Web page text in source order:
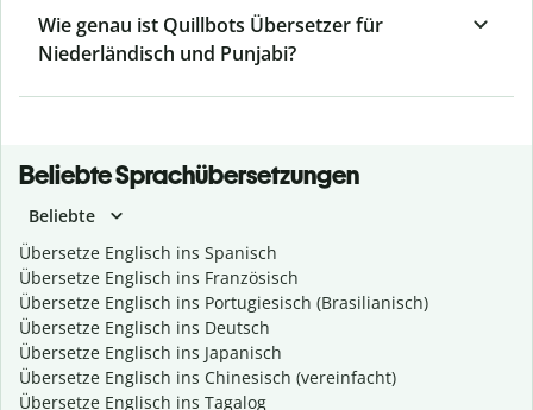
Wie genau ist Quillbots Übersetzer für
Niederländisch und Punjabi?
Beliebte Sprachübersetzungen
Beliebte
Übersetze Englisch ins Spanisch
Übersetze Englisch ins Französisch
Übersetze Englisch ins Portugiesisch (Brasilianisch)
Übersetze Englisch ins Deutsch
Übersetze Englisch ins Japanisch
Übersetze Englisch ins Chinesisch (vereinfacht)
Übersetze Englisch ins Tagalog